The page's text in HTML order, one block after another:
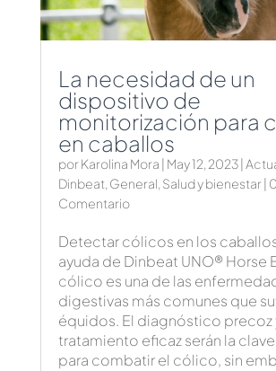
La necesidad de un
dispositivo de
monitorización para
en caballos
porKarolina Mora | May 12, 2023|
Dinbeat, General, Salud y bienestar| 0
Comentario
Detectar cólicos en los
ayuda de Dinbeat UNO® Horse
cólico es una de las
digestivas más comunes que
équidos. El diagnóstico precoz
tratamiento eficaz serán la
para combatir el cólico, sin